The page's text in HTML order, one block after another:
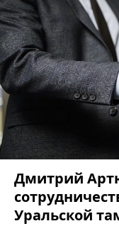
Дмитрий
Уральской